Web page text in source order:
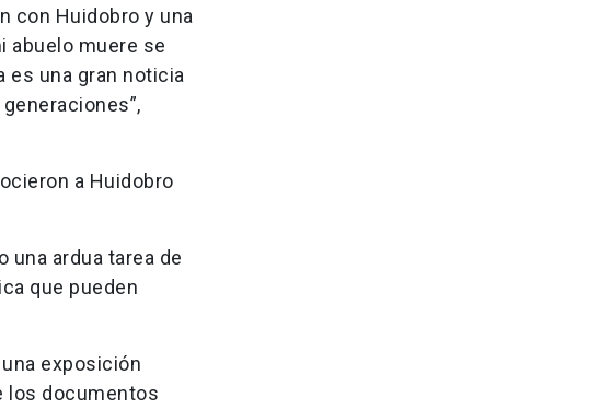
con Huidobro y una
abuelo muere se
es una gran noticia
a Huidobro
una ardua tarea de
que pueden
exposición
los documentos